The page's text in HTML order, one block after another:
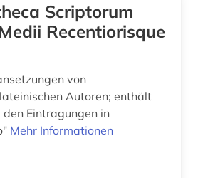
Scriptorum
Recentiorisque
von
Autoren; enthält
Eintragungen in
Mehr Informationen